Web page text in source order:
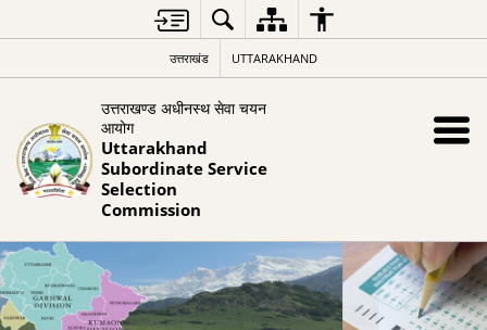
उत्तराखंड UTTARAKHAND
उत्तराखण्ड अधीनस्थ सेवा चयन
आयोग
Uttarakhand
Subordinate Service
Selection
Commission